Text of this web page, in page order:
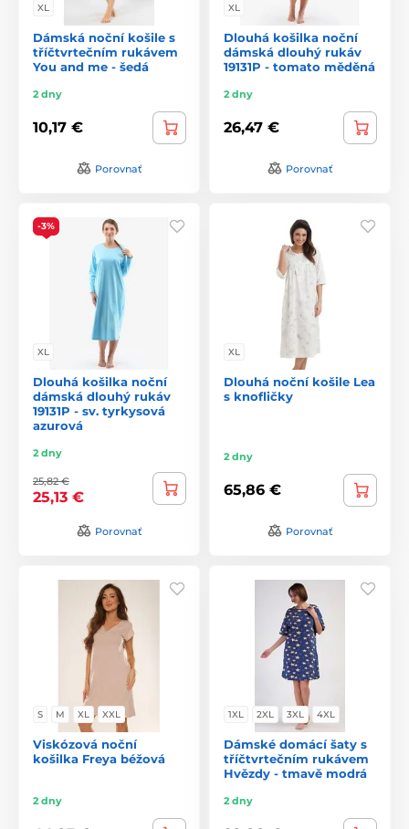
XL
Dámská noční košile s
tříčtvrtečním rukávem
You and me - šedá
2 dny
10,17 €
Porovnať
XL
Dlouhá košilka noční
dámská dlouhý rukáv
19131P - tomato měděná
2 dny
26,47 €
Porovnať
-3%
XL
Dlouhá košilka noční
dámská dlouhý rukáv
19131P - sv. tyrkysová
azurová
2 dny
25,82 €
25,13 €
Porovnať
XL
Dlouhá noční košile Lea
s knofličky
2 dny
65,86 €
Porovnať
S M XL XXL
Viskózová noční
košilka Freya béžová
2 dny
1XL 2XL 3XL 4XL
Dámské domácí šaty s
tříčtvrtečním rukávem
Hvězdy - tmavě modrá
2 dny